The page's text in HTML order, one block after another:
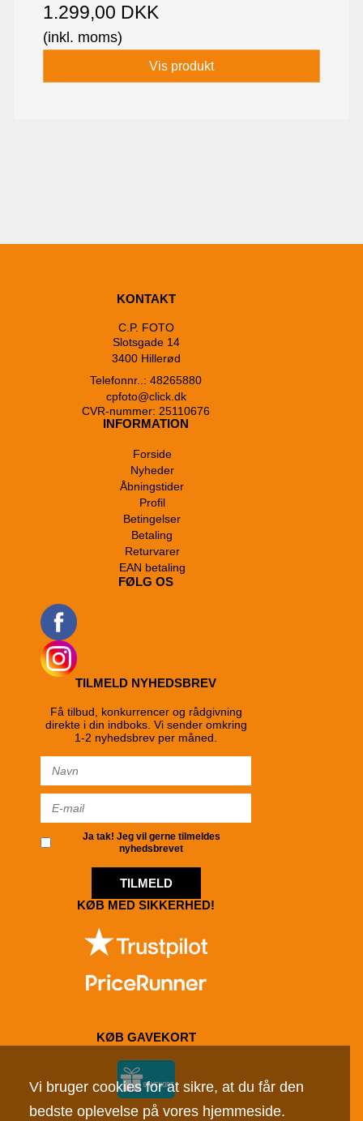
Vi bruger cookies for at sikre, at du får den
bedste oplevelse på vores hjemmeside.
1.299,00 DKK
(inkl. moms)
Vis produkt
KONTAKT
C.P. FOTO
Slotsgade 14
3400 Hillerød
Telefonnr..: 48265880
cpfoto@click.dk
CVR-nummer: 25110676
INFORMATION
Forside
Nyheder
Åbningstider
Profil
Betingelser
Betaling
Returvarer
EAN betaling
FØLG OS
TILMELD NYHEDSBREV
Få tilbud, konkurrencer og rådgivning
direkte i din indboks. Vi sender omkring
1-2 nyhedsbrev per måned.
Ja tak! Jeg vil gerne tilmeldes
nyhedsbrevet
TILMELD
KØB MED SIKKERHED!
KØB GAVEKORT